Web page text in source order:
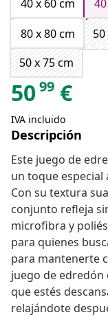
40 x 60 cm
80 x 80 cm
50 x 75 cm
5099 €
IVA incluido
Descripción
Este juego de
un toque
Con su textura
conjunto refleja
microfibra y
para quienes
para mantenerte
juego de edredón
que estés
relajándote